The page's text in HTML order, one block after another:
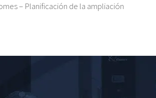
– Planificación de la ampliación